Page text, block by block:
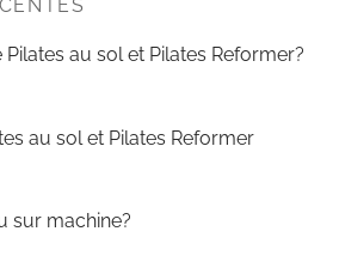
Pilates au sol et Pilates Reformer?
au sol et Pilates Reformer
sur machine?